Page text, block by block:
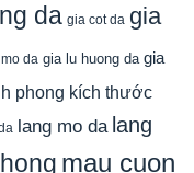
da gia cot da gia
da gia lu huong da gia
phong kích thước
lang mo da lang
mau cuon